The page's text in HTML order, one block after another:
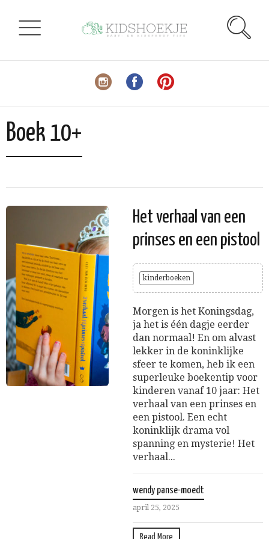
Boek 10+
Het verhaal van een
prinses en een pistool
kinderboeken
Morgen is het Koningsdag,
ja het is één dagje eerder
dan normaal! En om alvast
lekker in de koninklijke
sfeer te komen, heb ik een
superleuke boekentip voor
kinderen vanaf 10 jaar: Het
verhaal van een prinses en
een pistool. Een echt
koninklijk drama vol
spanning en mysterie! Het
verhaal...
wendy panse-moedt
april 25, 2025
Read More